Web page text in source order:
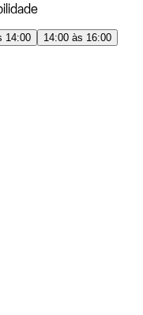
14:00
14:00 às 16:00